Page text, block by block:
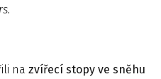
na zvířecí stopy ve sněhu